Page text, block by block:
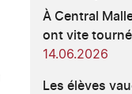
À Central
ont vite
14.06.2026
Les élèves